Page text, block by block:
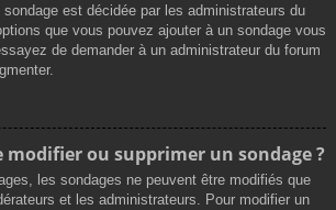
sondage est décidée par les administrateurs du
que vous pouvez ajouter à un sondage vous
de demander à un administrateur du forum
modifier ou supprimer un sondage ?
les sondages ne peuvent être modifiés que
et les administrateurs. Pour modifier un